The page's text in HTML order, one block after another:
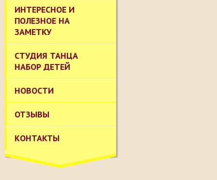
ИНТЕРЕСНОЕ И
ПОЛЕЗНОЕ НА
ЗАМЕТКУ
СТУДИЯ ТАНЦА
НАБОР ДЕТЕЙ
НОВОСТИ
ОТЗЫВЫ
КОНТАКТЫ